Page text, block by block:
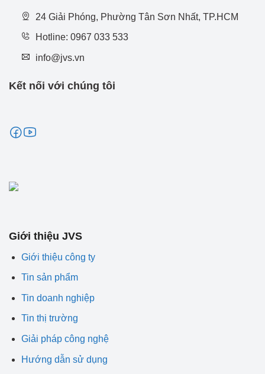
24 Giải Phóng, Phường Tân Sơn Nhất, TP.HCM
Hotline: 0967 033 533
info@jvs.vn
Kết nối với chúng tôi
Giới thiệu JVS
Giới thiệu công ty
Tin sản phẩm
Tin doanh nghiệp
Tin thị trường
Giải pháp công nghệ
Hướng dẫn sử dụng